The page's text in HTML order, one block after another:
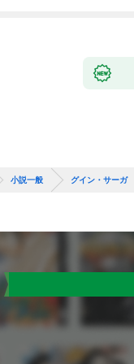
小説一般 グイン・サーガ